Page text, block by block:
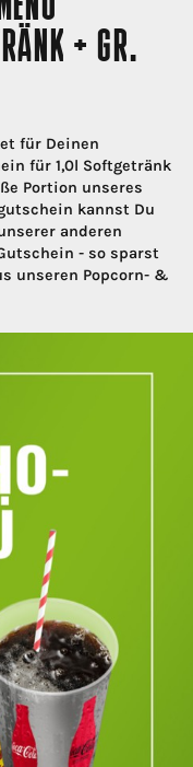
+ GR.
für Deinen
für 1,0l Softgetränk
Portion unseres
kannst Du
anderen
- so sparst
unseren Popcorn- &